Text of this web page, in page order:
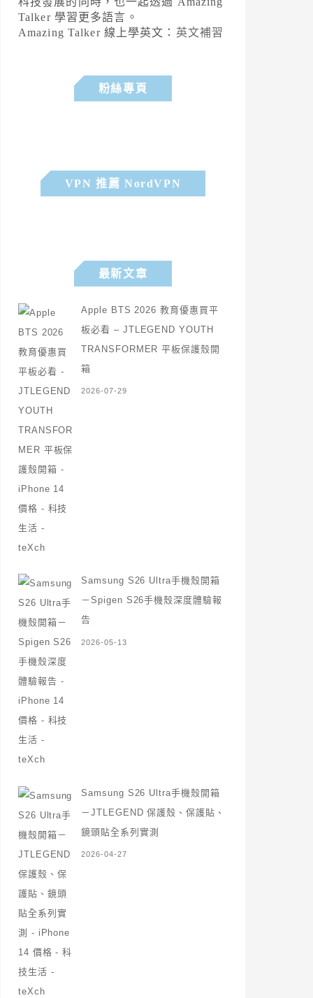
Talker 學習更多語言。
Amazing Talker 線上學英文： 英文補習
粉絲專頁
VPN 推薦 NordVPN
最新文章
Apple BTS 2026 教育優惠買平
板必看 – JTLEGEND YOUTH
TRANSFORMER 平板保護殼開
箱
2026-07-29
Samsung S26 Ultra手機殼開箱
－Spigen S26手機殼深度體驗報
告
2026-05-13
Samsung S26 Ultra手機殼開箱
－JTLEGEND 保護殼、保護貼、
鏡頭貼全系列實測
2026-04-27